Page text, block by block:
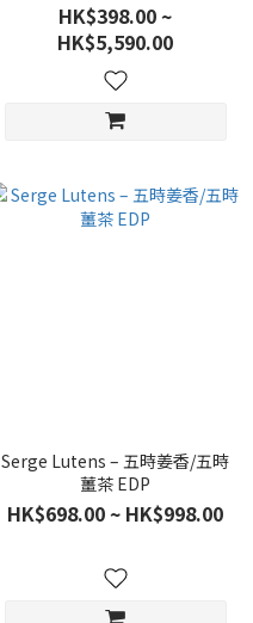
HK$398.00 ~
HK$5,590.00
Serge Lutens – 五時姜香/五時
薑茶 EDP
HK$698.00 ~ HK$998.00